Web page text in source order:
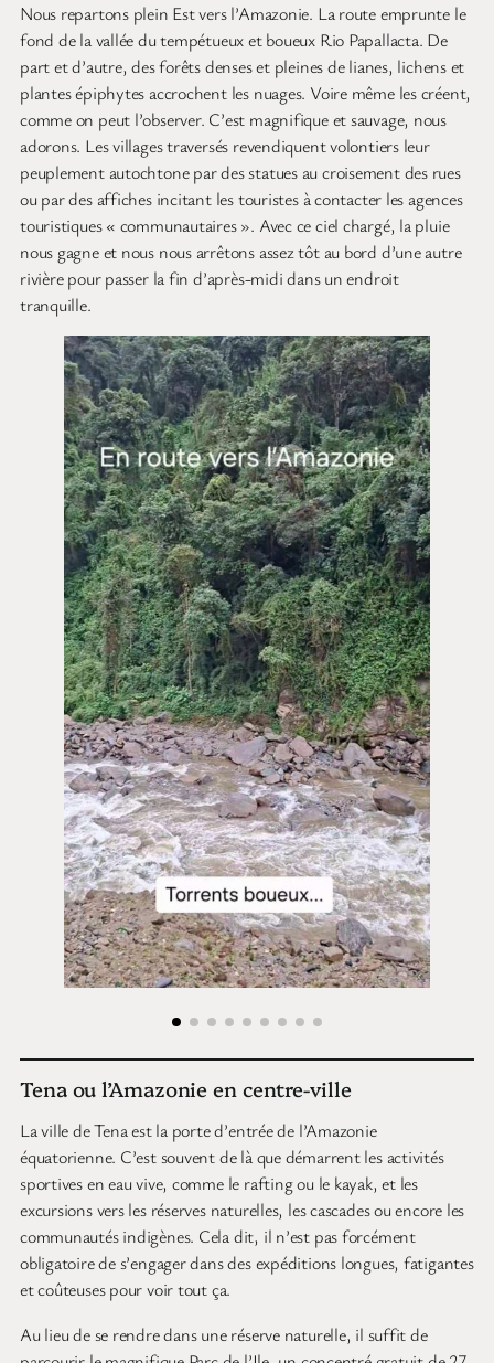
Nous repartons plein Est vers l’Amazonie. La route emprunte le
fond de la vallée du tempétueux et boueux Rio Papallacta. De
part et d’autre, des forêts denses et pleines de lianes, lichens et
plantes épiphytes accrochent les nuages. Voire même les créent,
comme on peut l’observer. C’est magnifique et sauvage, nous
adorons. Les villages traversés revendiquent volontiers leur
peuplement autochtone par des statues au croisement des rues
ou par des affiches incitant les touristes à contacter les agences
touristiques « communautaires ». Avec ce ciel chargé, la pluie
nous gagne et nous nous arrêtons assez tôt au bord d’une autre
rivière pour passer la fin d’après-midi dans un endroit
tranquille.
Tena ou l’Amazonie en centre-ville
La ville de Tena est la porte d’entrée de l’Amazonie
équatorienne. C’est souvent de là que démarrent les activités
sportives en eau vive, comme le rafting ou le kayak, et les
excursions vers les réserves naturelles, les cascades ou encore les
communautés indigènes. Cela dit, il n’est pas forcément
obligatoire de s’engager dans des expéditions longues, fatigantes
et coûteuses pour voir tout ça.
Au lieu de se rendre dans une réserve naturelle, il suffit de